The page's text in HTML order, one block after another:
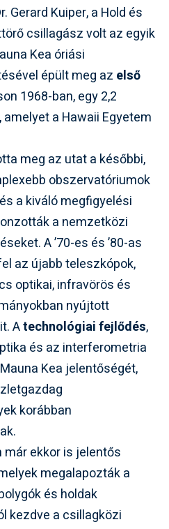
Gerard Kuiper, a Hold és
csillagász volt az egyik
Kea óriási
épült meg az első
1968-ban, egy 2,2
a Hawaii Egyetem
meg az utat a későbbi,
obszervatóriumok
a kiváló megfigyelési
a nemzetközi
A ’70-es és ’80-as
az újabb teleszkópok,
optikai, infravörös és
nyújtott
Atechnológiai fejlődés,
és az interferometria
Kea jelentőségét,
korábban
ekkor is jelentős
megalapozták a
és holdak
kezdve a csillagközi